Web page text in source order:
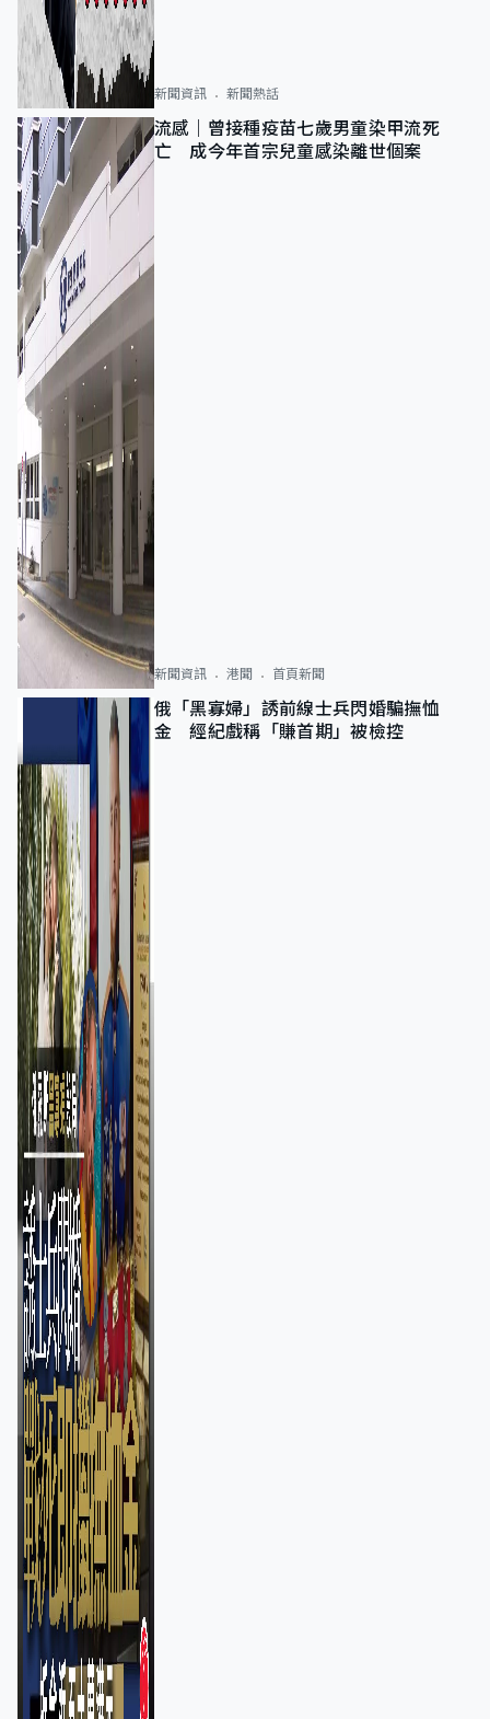
新聞資訊 新聞熱話
流感｜曾接種疫苗七歲男童染甲流死
亡 成今年首宗兒童感染離世個案
新聞資訊 港聞 首頁新聞
俄「黑寡婦」誘前線士兵閃婚騙撫恤
金 經紀戲稱「賺首期」被檢控